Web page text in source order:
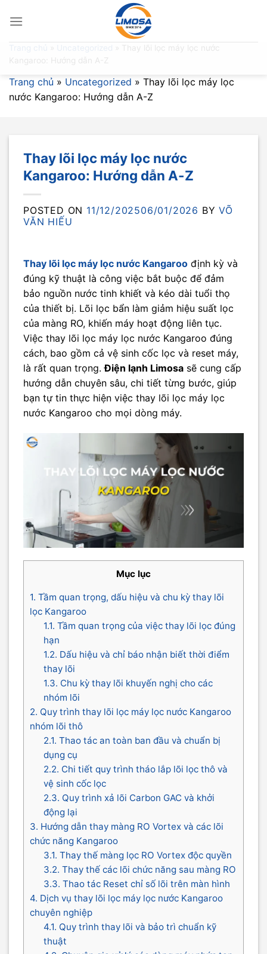
Thay lõi lọc máy lọc nước
Kangaroo: Hướng dẫn A-Z
Trang chủ » Uncategorized » Thay lõi lọc máy lọc
nước Kangaroo: Hướng dẫn A-Z
Thay lõi lọc máy lọc nước
Kangaroo: Hướng dẫn A-Z
POSTED ON 11/12/202506/01/2026 BYVÕ
VĂN HIẾU
Thay lõi lọc máy lọc nước Kangaroo định kỳ và
đúng kỹ thuật là công việc bắt buộc để đảm
bảo nguồn nước tinh khiết và kéo dài tuổi thọ
của thiết bị. Lõi lọc bẩn làm giảm hiệu suất lọc
của màng RO, khiến máy hoạt động liên tục.
Việc thay lõi lọc máy lọc nước Kangaroo đúng
cách, bao gồm cả vệ sinh cốc lọc và reset máy,
là rất quan trọng.Điện lạnh Limosa sẽ cung cấp
hướng dẫn chuyên sâu, chi tiết từng bước, giúp
bạn tự tin thực hiện việc thay lõi lọc máy lọc
nước Kangaroo cho mọi dòng máy.
Mục lục
1. Tầm quan trọng, dấu hiệu và chu kỳ thay lõi
lọc Kangaroo
1.1. Tầm quan trọng của việc thay lõi lọc đúng
hạn
1.2. Dấu hiệu và chỉ báo nhận biết thời điểm
thay lõi
1.3. Chu kỳ thay lõi khuyến nghị cho các
nhóm lõi
2. Quy trình thay lõi lọc máy lọc nước Kangaroo
nhóm lõi thô
2.1. Thao tác an toàn ban đầu và chuẩn bị
dụng cụ
2.2. Chi tiết quy trình tháo lắp lõi lọc thô và
vệ sinh cốc lọc
2.3. Quy trình xả lõi Carbon GAC và khởi
động lại
3. Hướng dẫn thay màng RO Vortex và các lõi
chức năng Kangaroo
3.1. Thay thế màng lọc RO Vortex độc quyền
3.2. Thay thế các lõi chức năng sau màng RO
3.3. Thao tác Reset chỉ số lõi trên màn hình
4. Dịch vụ thay lõi lọc máy lọc nước Kangaroo
chuyên nghiệp
4.1. Quy trình thay lõi và bảo trì chuẩn kỹ
thuật